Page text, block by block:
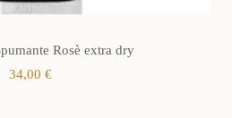
Rosè extra dry
34,00€